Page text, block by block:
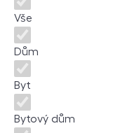
Vše
Dům
Byt
Bytový dům